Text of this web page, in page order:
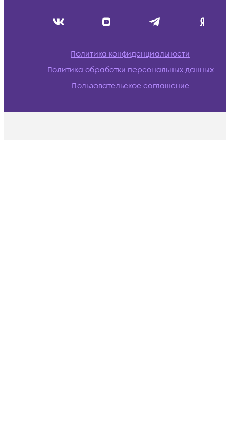
Политика конфиденциальности
Политика обработки персональных данных
Пользовательское соглашение